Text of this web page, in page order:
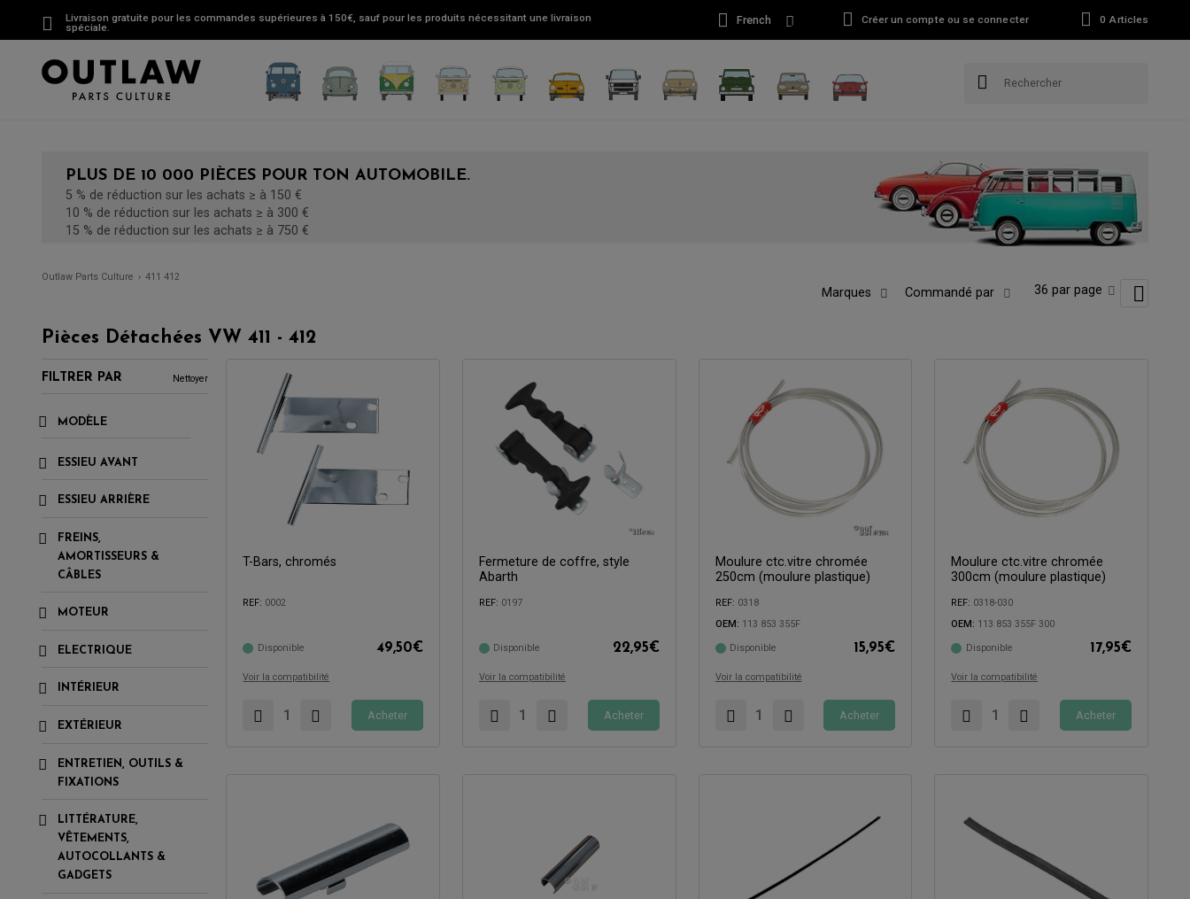
Livraison gratuite pour les commandes supérieures à 150€, sauf pour les produits nécessitant une livraison
spéciale.
French Créer un compte ou se connecter 0Articles
PLUS DE 10 000 PIÈCES POUR TON AUTOMOBILE.
5 % de réduction sur les achats ≥ à 150 €
10 % de réduction sur les achats ≥ à 300 €
15 % de réduction sur les achats ≥ à 750 €
Outlaw Parts Culture 411 412
Marques Commandé par 36 par page
Pièces Détachées VW 411 - 412
FILTRER PAR Nettoyer
MODÈLE
ESSIEU AVANT
ESSIEU ARRIÈRE
FREINS,
AMORTISSEURS &
CÂBLES
MOTEUR
ELECTRIQUE
INTÉRIEUR
EXTÉRIEUR
ENTRETIEN, OUTILS &
FIXATIONS
LITTÉRATURE,
VÊTEMENTS,
AUTOCOLLANTS &
GADGETS
T-Bars, chromés
REF: 0002
Disponible 49,50€
Voir la compatibilité
Acheter
Fermeture de coffre, style
Abarth
REF: 0197
Disponible 22,95€
Voir la compatibilité
Acheter
Moulure ctc.vitre chromée
250cm (moulure plastique)
REF: 0318
OEM: 113 853 355F
Disponible 15,95€
Voir la compatibilité
Compatible avec:
Acheter
Moulure ctc.vitre chromée
300cm (moulure plastique)
REF: 0318-030
OEM: 113 853 355F 300
Disponible 17,95€
Voir la compatibilité
Compatible avec:
Acheter